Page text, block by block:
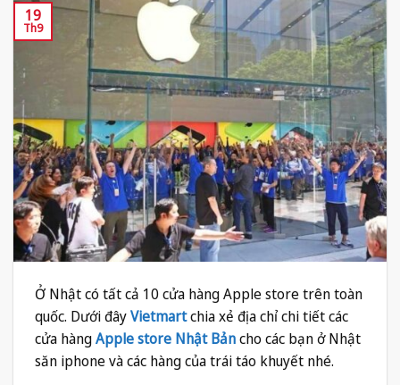
19
Th9
Ở Nhật có tất cả 10 cửa hàng Apple store trên toàn
quốc. Dưới đâyVietmartchia xẻ địa chỉ chi tiết các
cửa hàngApple store Nhật Bảncho các bạn ở Nhật
săn iphone và các hàng của trái táo khuyết nhé.